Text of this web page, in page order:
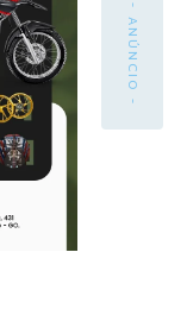
- ANÚNCIO -